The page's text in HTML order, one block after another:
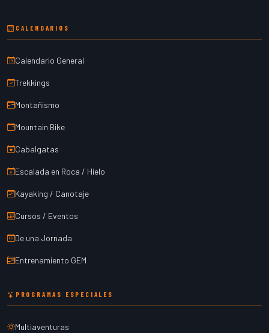
CALENDARIOS
Calendario General
Trekkings
Montañismo
Mountain Bike
Cabalgatas
Escalada en Roca / Hielo
Kayaking / Canotaje
Cursos / Eventos
De una Jornada
Entrenamiento GEM
PROGRAMAS ESPECIALES
Multiaventuras